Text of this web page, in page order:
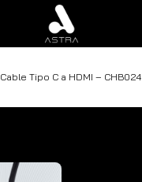
Cable Tipo C a HDMI – CHB024